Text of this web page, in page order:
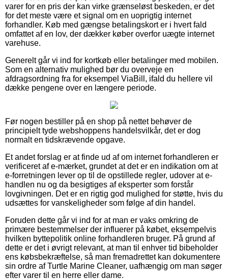
varer for en pris der kan virke grænseløst beskeden, er det
for det meste være et signal om en uoprigtig internet
forhandler. Køb med gængse betalingskort er i hvert fald
omfattet af en lov, der dækker køber overfor uægte internet
varehuse.
Generelt går vi ind for kortkøb eller betalinger med mobilen.
Som en alternativ mulighed bør du overveje en
afdragsordning fra for eksempel ViaBill, ifald du hellere vil
dække pengene over en længere periode.
Før nogen bestiller på en shop på nettet behøver de
principielt tyde webshoppens handelsvilkår, det er dog
normalt en tidskrævende opgave.
Et andet forslag er at finde ud af om internet forhandleren er
verificeret af e-mærket, grundet at det er en indikation om at
e-forretningen lever op til de opstillede regler, udover at e-
handlen nu og da besigtiges af eksperter som forstår
lovgivningen. Det er en rigtig god mulighed for støtte, hvis du
udsættes for vanskeligheder som følge af din handel.
Foruden dette går vi ind for at man er vaks omkring de
primære bestemmelser der influerer på købet, eksempelvis
hvilken byttepolitik online forhandleren bruger. På grund af
dette er det i øvrigt relevant, at man til enhver tid bibeholder
ens købsbekræftelse, så man fremadrettet kan dokumentere
sin ordre af Turtle Marine Cleaner, uafhængig om man søger
efter varer til en herre eller dame.